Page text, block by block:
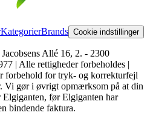
KategorierBrands Cookie indstillinger
Allé 16, 2. - 2300
| Alle rettigheder forbeholdes |
forbehold for tryk- og korrekturfejl
Vi gør i øvrigt opmærksom på at din
før Elgiganten har
bindende faktura.